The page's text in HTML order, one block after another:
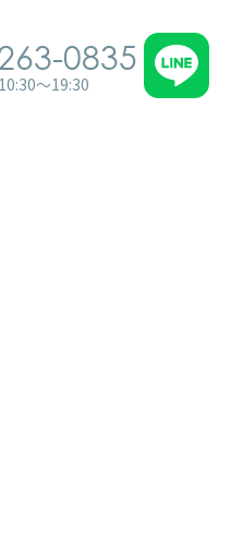
0835
～19:30